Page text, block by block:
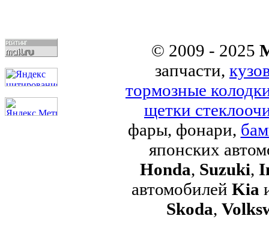
© 2009 - 2025
запчасти,
тормозные
щетки
фары, фонари,
японских
Honda, Suzuki,
автомобилей Kia
Skoda,